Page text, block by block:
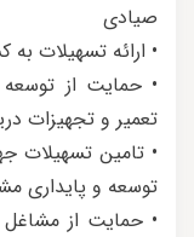
صیادی
• ارائه تسهیلات
• حمایت از
تعمیر و تجهیزات
• تامین تسهیلات
توسعه و پایداری
• حمایت از